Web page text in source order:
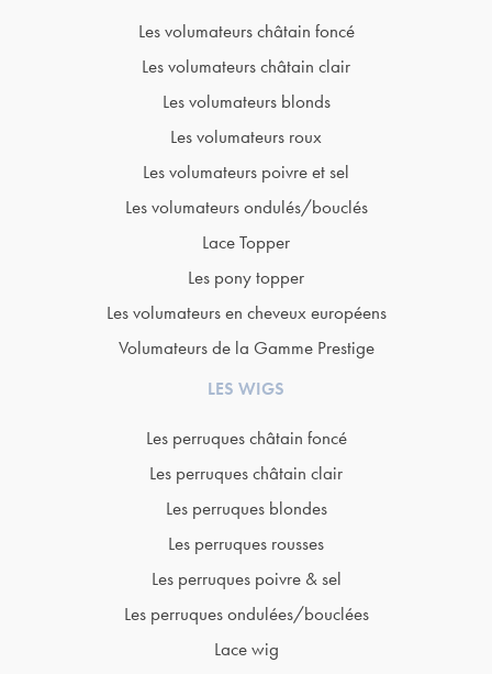
Les volumateurs châtain foncé
Les volumateurs châtain clair
Les volumateurs blonds
Les volumateurs roux
Les volumateurs poivre et sel
Les volumateurs ondulés/bouclés
Lace Topper
Les pony topper
Les volumateurs en cheveux européens
Volumateurs de la Gamme Prestige
LES WIGS
Les perruques châtain foncé
Les perruques châtain clair
Les perruques blondes
Les perruques rousses
Les perruques poivre & sel
Les perruques ondulées/bouclées
Lace wig